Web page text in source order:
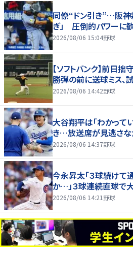
同僚“ドン引き”…阪神
ぎ」 圧倒的パワーに歓
2026/08/06 15:04野球
【ソフトバンク】前
勝弾の前に送球ミス、
2026/08/06 14:42野球
大谷翔平は「わかって
き…放送席が見逃さな
2026/08/06 14:37野球
今永昇太「３球続けて
か…」３球連続直球で
2026/08/06 14:21 野球